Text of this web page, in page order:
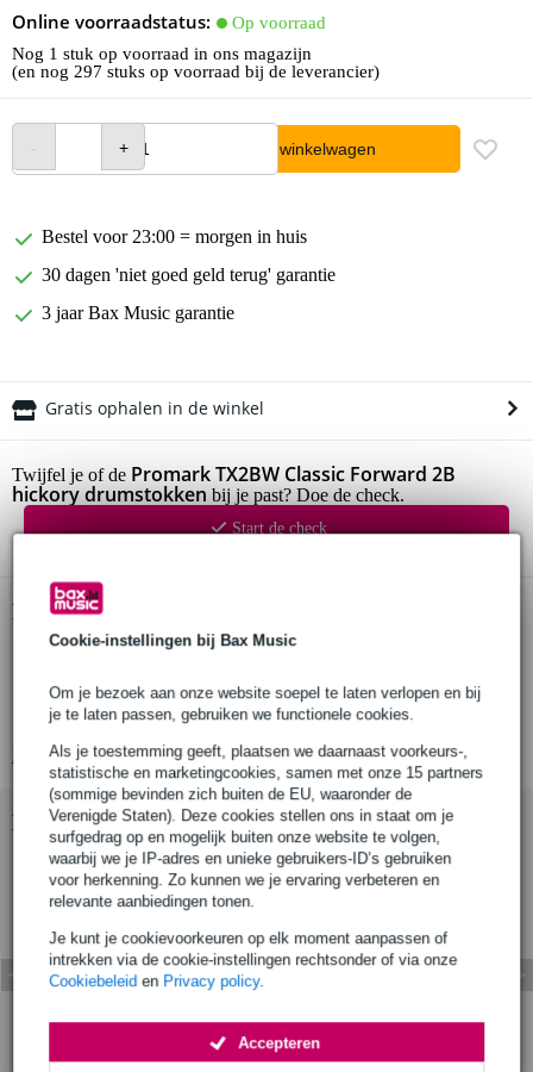
Cookie-instellingen bij Bax Music
Om je bezoek aan onze website soepel te laten verlopen en bij
je te laten passen, gebruiken we functionele cookies.
Als je toestemming geeft, plaatsen we daarnaast voorkeurs-,
statistische en marketingcookies, samen met onze 15 partners
(sommige bevinden zich buiten de EU, waaronder de
Verenigde Staten). Deze cookies stellen ons in staat om je
surfgedrag op en mogelijk buiten onze website te volgen,
waarbij we je IP-adres en unieke gebruikers-ID’s gebruiken
voor herkenning. Zo kunnen we je ervaring verbeteren en
relevante aanbiedingen tonen.
Je kunt je cookievoorkeuren op elk moment aanpassen of
intrekken via de cookie-instellingen rechtsonder of via onze
Cookiebeleid en Privacy policy.
Accepteren
Online voorraadstatus:
Op voorraad
Nog 1 stuk op voorraad in ons magazijn
(en nog 297 stuks op voorraad bij de leverancier)
In winkelwagen
Bestel voor 23:00 = morgen in huis
30 dagen 'niet goed geld terug' garantie
3 jaar Bax Music garantie
Gratis ophalen in de winkel
Twijfel je of de Promark TX2BW Classic Forward 2B
hickory drumstokken bij je past? Doe de check.
Start de check
Productinformatie
houten drumstokken
per 2 stuks verpakt
Pro mark type: XL
Bekijk alle productspecificaties
Bekijk ook eens (1)